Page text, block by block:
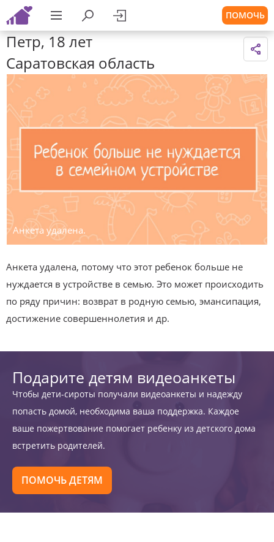
ПОМОЧЬ
Петр, 18 лет
Саратовская область
Анкета удалена.
Анкета удалена, потому что этот ребенок больше не
нуждается в устройстве в семью. Это может происходить
по ряду причин: возврат в родную семью, эмансипация,
достижение совершеннолетия и др.
Подарите детям видеоанкеты
Чтобы дети-сироты получали видеоанкеты и надежду
попасть домой, необходима ваша поддержка. Каждое
ваше пожертвование помогает ребенку из детского дома
встретить родителей.
ПОМОЧЬ ДЕТЯМ